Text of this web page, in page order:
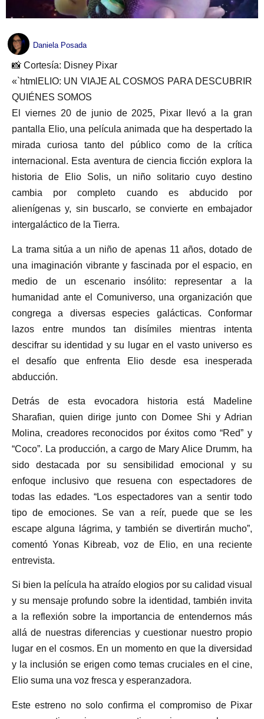
Daniela Posada
📸 Cortesía: Disney Pixar
«`htmlELIO: UN VIAJE AL COSMOS PARA DESCUBRIR
QUIÉNES SOMOS
El viernes 20 de junio de 2025, Pixar llevó a la gran
pantalla Elio, una película animada que ha despertado la
mirada curiosa tanto del público como de la crítica
internacional. Esta aventura de ciencia ficción explora la
historia de Elio Solis, un niño solitario cuyo destino
cambia por completo cuando es abducido por
alienígenas y, sin buscarlo, se convierte en embajador
intergaláctico de la Tierra.
La trama sitúa a un niño de apenas 11 años, dotado de
una imaginación vibrante y fascinada por el espacio, en
medio de un escenario insólito: representar a la
humanidad ante el Comuniverso, una organización que
congrega a diversas especies galácticas. Conformar
lazos entre mundos tan disímiles mientras intenta
descifrar su identidad y su lugar en el vasto universo es
el desafío que enfrenta Elio desde esa inesperada
abducción.
Detrás de esta evocadora historia está Madeline
Sharafian, quien dirige junto con Domee Shi y Adrian
Molina, creadores reconocidos por éxitos como “Red” y
“Coco”. La producción, a cargo de Mary Alice Drumm, ha
sido destacada por su sensibilidad emocional y su
enfoque inclusivo que resuena con espectadores de
todas las edades. “Los espectadores van a sentir todo
tipo de emociones. Se van a reír, puede que se les
escape alguna lágrima, y también se divertirán mucho”,
comentó Yonas Kibreab, voz de Elio, en una reciente
entrevista.
Si bien la película ha atraído elogios por su calidad visual
y su mensaje profundo sobre la identidad, también invita
a la reflexión sobre la importancia de entendernos más
allá de nuestras diferencias y cuestionar nuestro propio
lugar en el cosmos. En un momento en que la diversidad
y la inclusión se erigen como temas cruciales en el cine,
Elio suma una voz fresca y esperanzadora.
Este estreno no solo confirma el compromiso de Pixar